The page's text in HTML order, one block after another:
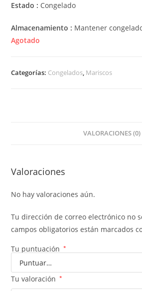
Estado : Congelado
Almacenamiento : Mantener
Agotado
Categorías: Congelados, Mariscos
VALORACIONES (0)
Valoraciones
No hay valoraciones aún.
Tu dirección de correo electrónico no
campos obligatorios están marcados
Tu puntuación *
Tu valoración *